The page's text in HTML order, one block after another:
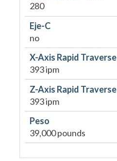
280
Eje-C
no
X-Axis Rapid Traverse
393 ipm
Z-Axis Rapid Traverse
393 ipm
Peso
39,000 pounds